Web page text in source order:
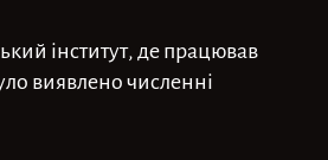
інститут, де працював
виявлено численні